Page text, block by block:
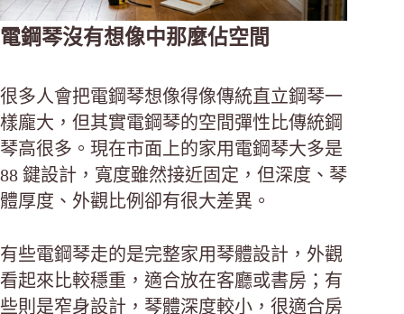
電鋼琴沒有想像中那麼佔空間
很多人會把電鋼琴想像得像傳統直立鋼琴一
樣龐大，但其實電鋼琴的空間彈性比傳統鋼
琴高很多。現在市面上的家用電鋼琴大多是
88 鍵設計，寬度雖然接近固定，但深度、琴
體厚度、外觀比例卻有很大差異。
有些電鋼琴走的是完整家用琴體設計，外觀
看起來比較穩重，適合放在客廳或書房；有
些則是窄身設計，琴體深度較小，很適合房